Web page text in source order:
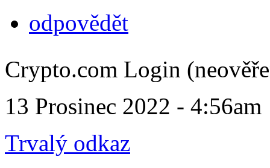
odpovědět
Crypto.com Login
13 Prosinec 2022 - 4:56am
Trvalý odkaz